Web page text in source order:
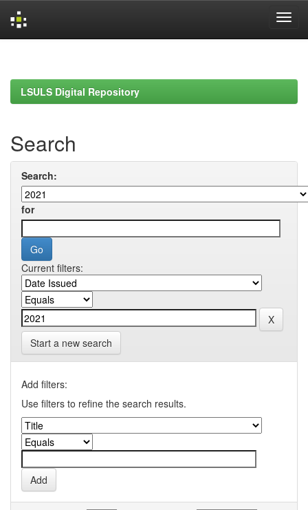
LSULS Digital Repository
Search
Search:
for
Current filters:
Start a new search
Add filters:
Use filters to refine the search results.